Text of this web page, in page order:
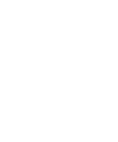
auf Informationen auf einem Endgerät
Daten zur Auswahl von Werbeanzeigen
personalisierte Werbung
zur Auswahl personalisierter Werbung